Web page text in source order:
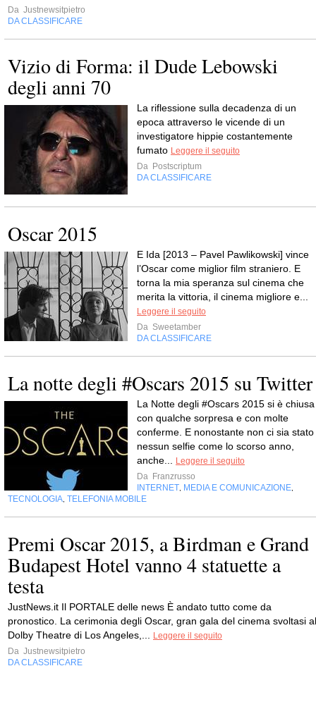
Da Justnewsitpietro
DA CLASSIFICARE
Vizio di Forma: il Dude Lebowski
degli anni 70
La riflessione sulla decadenza di un
epoca attraverso le vicende di un
investigatore hippie costantemente
fumato Leggere il seguito
Da Postscriptum
DA CLASSIFICARE
Oscar 2015
E Ida [2013 – Pavel Pawlikowski] vince
l’Oscar come miglior film straniero. E
torna la mia speranza sul cinema che
merita la vittoria, il cinema migliore e...
Leggere il seguito
Da Sweetamber
DA CLASSIFICARE
La notte degli #Oscars 2015 su Twitter
La Notte degli #Oscars 2015 si è chiusa
con qualche sorpresa e con molte
conferme. E nonostante non ci sia stato
nessun selfie come lo scorso anno,
anche...
Leggere il seguito
Da Franzrusso
INTERNET MEDIA E COMUNICAZIONE
TECNOLOGIA TELEFONIA MOBILE
Premi Oscar 2015, a Birdman e Grand
Budapest Hotel vanno 4 statuette a
testa
JustNews.it Il PORTALE delle news È andato tutto come da
pronostico. La cerimonia degli Oscar, gran gala del cinema svoltasi al
Dolby Theatre di Los Angeles,...
Leggere il seguito
Da Justnewsitpietro
DA CLASSIFICARE